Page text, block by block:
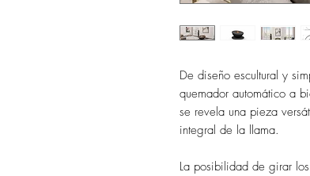
De diseño escultural y
quemador automático a
se revela una pieza
integral de la llama.
La posibilidad de girar